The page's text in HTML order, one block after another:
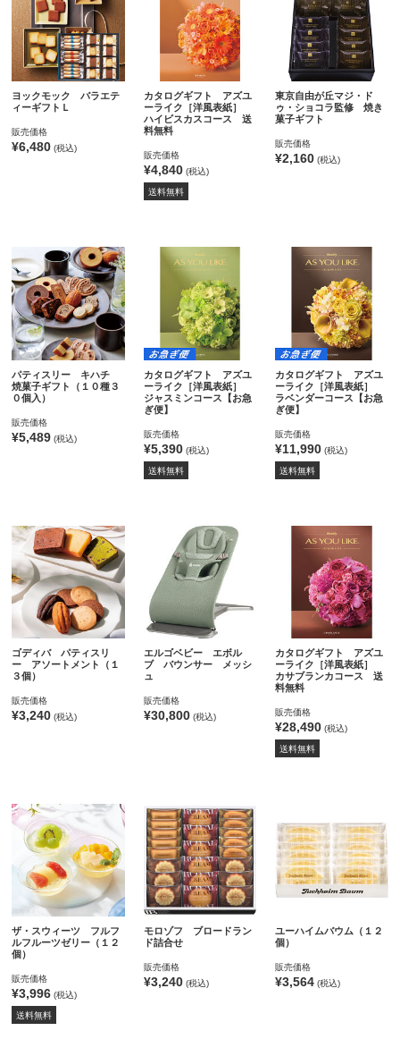
ヨックモック バラエテ
ィーギフトＬ
販売価格
¥6,480 (税込)
カタログギフト アズユ
ーライク［洋風表紙］
ハイビスカスコース 送
料無料
販売価格
¥4,840(税込)
送料無料
東京自由が丘マジ・ド
ゥ・ショコラ監修 焼き
菓子ギフト
販売価格
¥2,160 (税込)
パティスリー キハチ
焼菓子ギフト（１０種３
０個入）
販売価格
¥5,489 (税込)
カタログギフト アズユ
ーライク［洋風表紙］
ジャスミンコース【お急
ぎ便】
販売価格
¥5,390(税込)
送料無料
カタログギフト アズユ
ーライク［洋風表紙］
ラベンダーコース【お急
ぎ便】
販売価格
¥11,990 (税込)
送料無料
ゴディバ パティスリ
ー アソートメント（１
３個）
販売価格
¥3,240 (税込)
エルゴベビー エボル
ブ バウンサー メッシ
ュ
販売価格
¥30,800(税込)
カタログギフト アズユ
ーライク［洋風表紙］
カサブランカコース 送
料無料
販売価格
¥28,490 (税込)
送料無料
ザ・スウィーツ フルフ
ルフルーツゼリー（１２
個）
販売価格
¥3,996 (税込)
送料無料
モロゾフ ブロードラン
ド詰合せ
販売価格
¥3,240(税込)
ユーハイムバウム（１２
個）
販売価格
¥3,564 (税込)